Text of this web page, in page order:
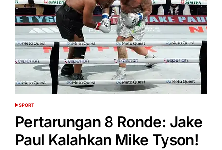
Games,
dan
Industri
Olahraga
Melesat!
POSTED
SPORT
Pertarungan 8 Ronde: Jake
Paul Kalahkan Mike Tyson!